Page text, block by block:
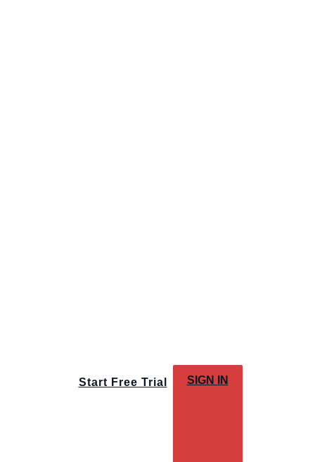
Start Free Trial SIGN IN